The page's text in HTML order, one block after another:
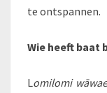
te ontspannen.
Wie heeft baat
Lomilomi wāwae